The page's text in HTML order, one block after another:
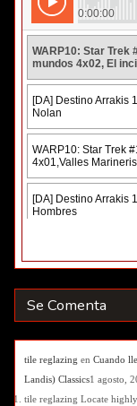
Se Comenta
tile reglazing en Cuando
Landis) Classics1 agosto,
tile reglazing Locate